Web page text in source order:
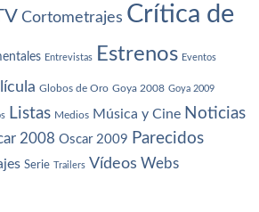
Cortometrajes Crítica de
Entrevistas Estrenos Eventos
Globos de Oro Goya 2008 Goya 2009
Listas Medios Música y Cine Noticias
2008 Oscar 2009 Parecidos
Serie Trailers Vídeos Webs